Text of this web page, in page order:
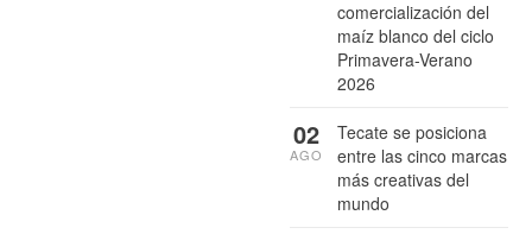
comercialización del
maíz blanco del ciclo
Primavera-Verano
2026
Tecate se posiciona
entre las cinco marcas
más creativas del
mundo
02
AGO